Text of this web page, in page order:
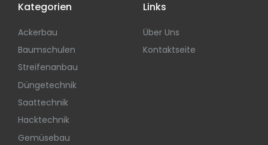
Kategorien
Ackerbau
Baumschulen
Streifenanbau
Düngetechnik
Saattechnik
Hacktechnik
Gemüsebau
Links
Über Uns
Kontaktseite